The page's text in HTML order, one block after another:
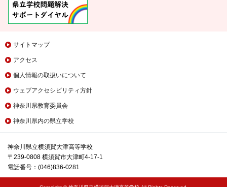
サイトマップ
アクセス
個人情報の取扱いについて
ウェブアクセシビリティ方針
神奈川県教育委員会
神奈川県内の県立学校
神奈川県立横須賀大津高等学校
〒239-0808 横須賀市大津町4-17-1
電話番号：(046)836-0281